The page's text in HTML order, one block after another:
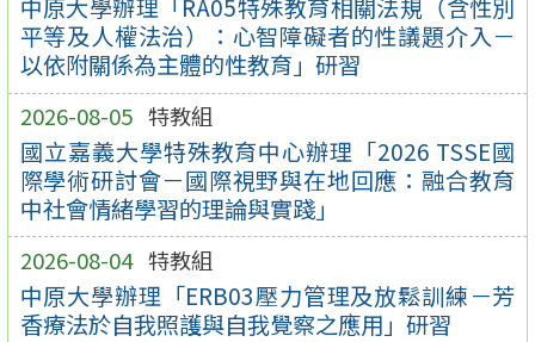
中原大學辦理「RA05特殊教育相關法規（含性別
平等及人權法治）：心智障礙者的性議題介入－
以依附關係為主體的性教育」研習
2026-08-05 特教組
國立嘉義大學特殊教育中心辦理「2026 TSSE國
際學術研討會－國際視野與在地回應：融合教育
中社會情緒學習的理論與實踐」
2026-08-04 特教組
中原大學辦理「ERB03壓力管理及放鬆訓練－芳
香療法於自我照護與自我覺察之應用」研習